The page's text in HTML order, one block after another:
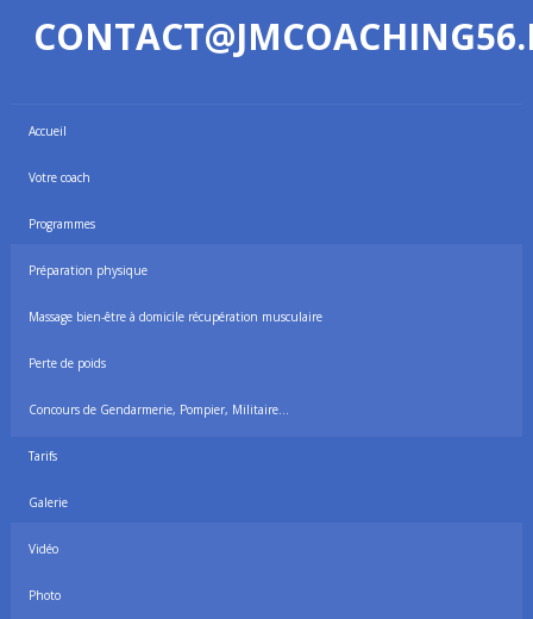
Accueil
Votre coach
Programmes
Préparation physique
Massage bien-être à domicile récupération musculaire
Perte de poids
Concours de Gendarmerie, Pompier, Militaire…
Tarifs
Galerie
Vidéo
Photo